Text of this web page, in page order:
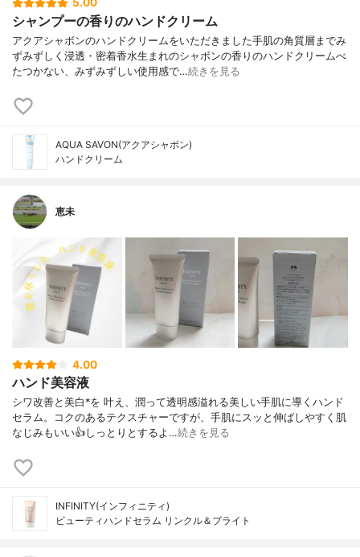
5.00
シャンプーの香りのハンドクリーム
アクアシャボンのハンドクリームをいただきました手肌の角質層までみ
ずみずしく浸透・密着香水生まれのシャボンの香りのハンドクリームべ
たつかない、みずみずしい使用感で…続きを見る
AQUA SAVON(アクアシャボン)
ハンドクリーム
恵未
4.00
ハンド美容液
シワ改善と美白*を 叶え、潤って透明感溢れる美しい手肌に導くハンド
セラム。コクのあるテクスチャーですが、手肌にスッと伸ばしやすく肌
なじみもいい👍しっとりとするよ…続きを見る
INFINITY(インフィニティ)
ビューティハンドセラム リンクル＆ブライト